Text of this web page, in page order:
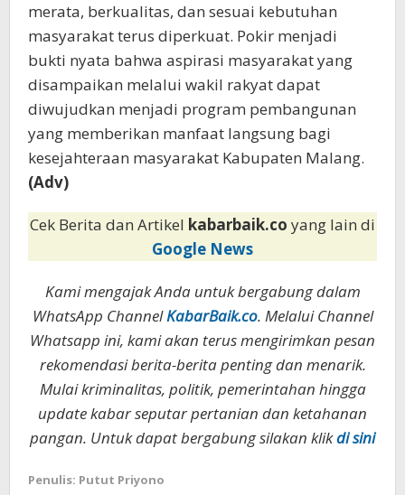
merata, berkualitas, dan sesuai kebutuhan
masyarakat terus diperkuat. Pokir menjadi
bukti nyata bahwa aspirasi masyarakat yang
disampaikan melalui wakil rakyat dapat
diwujudkan menjadi program pembangunan
yang memberikan manfaat langsung bagi
kesejahteraan masyarakat Kabupaten Malang.
(Adv)
Cek Berita dan Artikel kabarbaik.co yang lain di
Google News
Kami mengajak Anda untuk bergabung dalam
WhatsApp ChannelKabarBaik.co. Melalui Channel
Whatsapp ini, kami akan terus mengirimkan pesan
rekomendasi berita-berita penting dan menarik.
Mulai kriminalitas, politik, pemerintahan hingga
update kabar seputar pertanian dan ketahanan
pangan. Untuk dapat bergabung silakan klikdi sini
Penulis: Putut Priyono